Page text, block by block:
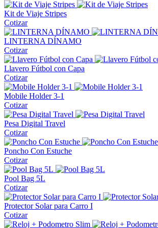
Kit de Viaje Stripes
Cotizar
LINTERNA DÍNAMO
Cotizar
Llavero Fútbol con Capa
Cotizar
Mobile Holder 3-1
Cotizar
Pesa Digital Travel
Cotizar
Poncho Con Estuche
Cotizar
Pool Bag 5L
Cotizar
Protector Solar para Carro I
Cotizar